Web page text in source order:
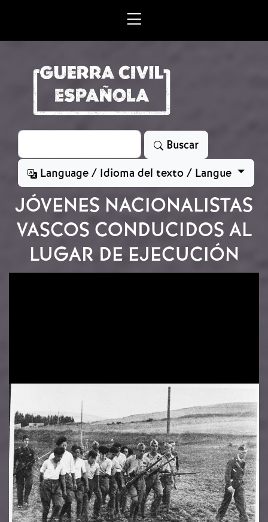
Search
Buscar
Language / Idioma del texto / Langue
JÓVENES NACIONALISTAS
VASCOS CONDUCIDOS AL
LUGAR DE EJECUCIÓN